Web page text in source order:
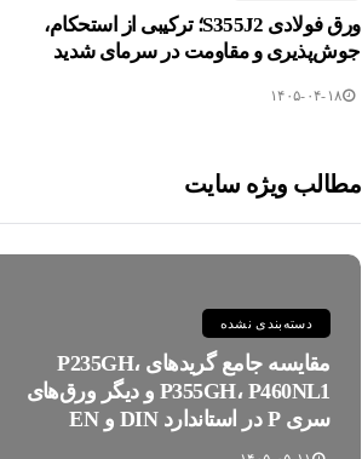
ورق فولادی S355J2؛ ترکیبی از استحکام،
جوش‌پذیری و مقاومت در سرمای شدید
۱۴۰۵-۰۴-۱۸
مطالب ویژه سایت
دسته‌بندی نشده
مقایسه جامع گریدهای P235GH،
P355GH، P460NL1 و دیگر ورق‌های
سری P در استاندارد DIN و EN